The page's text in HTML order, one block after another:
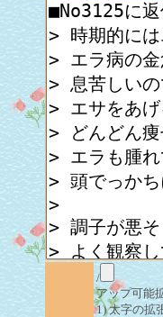
/
アップ可能
1) 太字の拡